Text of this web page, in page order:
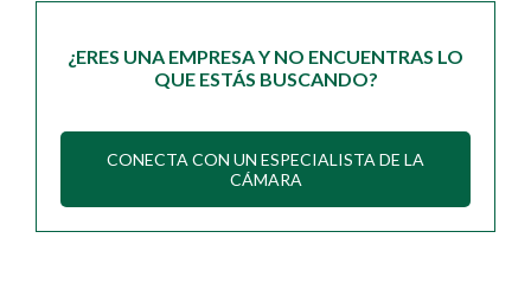
¿ERES UNA EMPRESA Y NO ENCUENTRAS LO
QUE ESTÁS BUSCANDO?
CONECTA CON UN ESPECIALISTA DE LA
CÁMARA